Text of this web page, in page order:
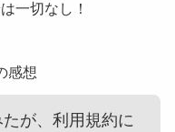
一切なし！
感想
が、利用規約に